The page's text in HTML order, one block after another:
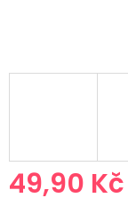
49,90 Kč